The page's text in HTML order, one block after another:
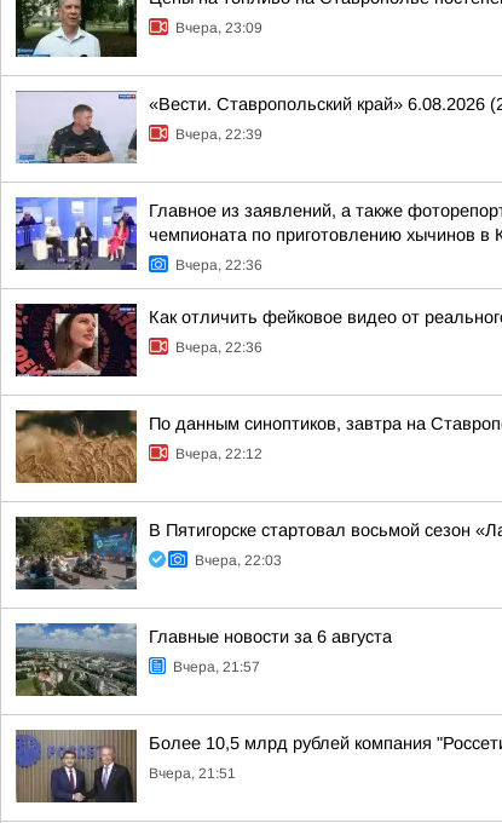
Вчера, 23:09
«Вести. Ставропольский край» 6.08.2026
Вчера, 22:39
Главное из заявлений, а также
чемпионата по приготовлению хычинов в
Вчера, 22:36
Как отличить фейковое видео от
Вчера, 22:36
По данным синоптиков, завтра на
Вчера, 22:12
В Пятигорске стартовал восьмой сезон
Вчера, 22:03
Главные новости за 6 августа
Вчера, 21:57
Более 10,5 млрд рублей компания
Вчера, 21:51